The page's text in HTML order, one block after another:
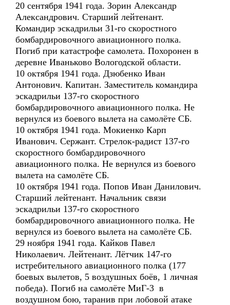
20 сентября 1941 года. Зорин Александр
Александрович. Старший лейтенант.
Командир эскадрильи 31-го скоростного
бомбардировочного авиационного полка.
Погиб при катастрофе самолета. Похоронен в
деревне Иваньково Вологодской области.
10 октября 1941 года. Дзюбенко Иван
Антонович. Капитан. Заместитель командира
эскадрильи 137-го скоростного
бомбардировочного авиационного полка. Не
вернулся из боевого вылета на самолёте СБ.
10 октября 1941 года. Мокиенко Карп
Иванович. Сержант. Стрелок-радист 137-го
скоростного бомбардировочного
авиационного полка. Не вернулся из боевого
вылета на самолёте СБ.
10 октября 1941 года. Попов Иван Данилович.
Старший лейтенант. Начальник связи
эскадрильи 137-го скоростного
бомбардировочного авиационного полка. Не
вернулся из боевого вылета на самолёте СБ.
29 ноября 1941 года. Кайков Павел
Николаевич. Лейтенант. Лётчик 147-го
истребительного авиационного полка (177
боевых вылетов, 5 воздушных боёв, 1 личная
победа). Погиб на самолёте МиГ-3 в
воздушном бою, таранив при лобовой атаке